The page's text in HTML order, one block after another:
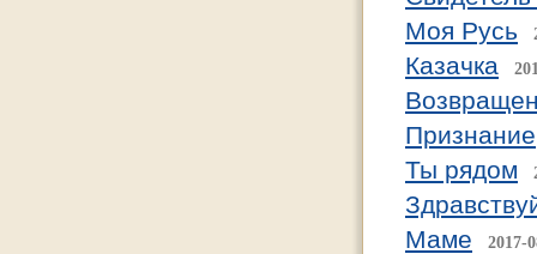
Моя Русь
Казачка
Признание
Ты рядом
Маме
2017-